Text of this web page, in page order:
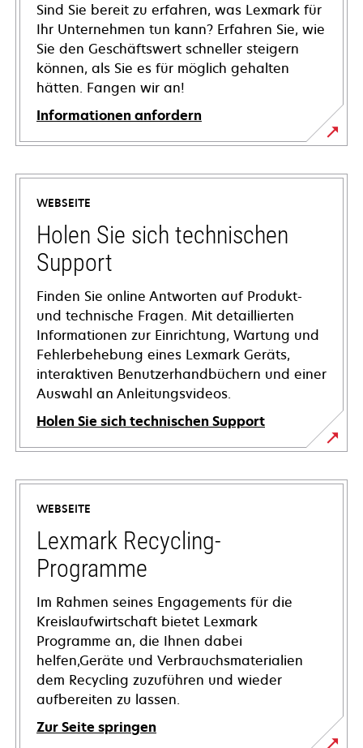
Sind Sie bereit zu erfahren, was Lexmark für
Ihr Unternehmen tun kann? Erfahren Sie, wie
Sie den Geschäftswert schneller steigern
können, als Sie es für möglich gehalten
hätten. Fangen wir an!
Informationen anfordern
WEBSEITE
Holen Sie sich technischen
Support
Finden Sie online Antworten auf Produkt-
und technische Fragen. Mit detaillierten
Informationen zur Einrichtung, Wartung und
Fehlerbehebung eines Lexmark Geräts,
interaktiven Benutzerhandbüchern und einer
Auswahl an Anleitungsvideos.
Holen Sie sich technischen Support
wird
in
neuen
Registerkarte
geöffnet
WEBSEITE
Lexmark Recycling-
Programme
Im Rahmen seines Engagements für die
Kreislaufwirtschaft bietet Lexmark
Programme an, die Ihnen dabei
helfen,Geräte und Verbrauchsmaterialien
dem Recycling zuzuführen und wieder
aufbereiten zu lassen.
Zur Seite springen